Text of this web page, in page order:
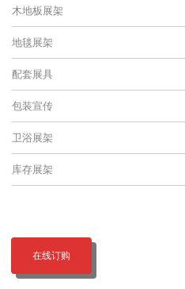
木地板展架
地毯展架
配套展具
包装宣传
卫浴展架
库存展架
在线订购